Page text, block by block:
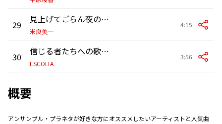
29 見上げてごらん夜の星を
米良美一
4:15
30 信じる者たちへの歌 feat.天平
ESCOLTA
3:56
概要
アンサンブル・プラネタが好きな方にオススメしたいアーティストと人気曲